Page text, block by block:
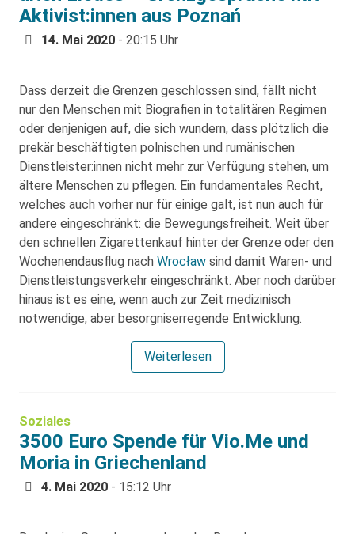
Aktivist:innen aus Poznań
14. Mai 2020 - 20:15 Uhr
Dass derzeit die Grenzen geschlossen sind, fällt nicht
nur den Menschen mit Biografien in totalitären Regimen
oder denjenigen auf, die sich wundern, dass plötzlich die
prekär beschäftigten polnischen und rumänischen
Dienstleister:innen nicht mehr zur Verfügung stehen, um
ältere Menschen zu pflegen. Ein fundamentales Recht,
welches auch vorher nur für einige galt, ist nun auch für
andere eingeschränkt: die Bewegungsfreiheit. Weit über
den schnellen Zigarettenkauf hinter der Grenze oder den
Wochenendausflug nach Wrocław sind damit Waren- und
Dienstleistungsverkehr eingeschränkt. Aber noch darüber
hinaus ist es eine, wenn auch zur Zeit medizinisch
notwendige, aber besorgniserregende Entwicklung.
Weiterlesen
Soziales
3500 Euro Spende für Vio.Me und
Moria in Griechenland
4. Mai 2020 - 15:12 Uhr